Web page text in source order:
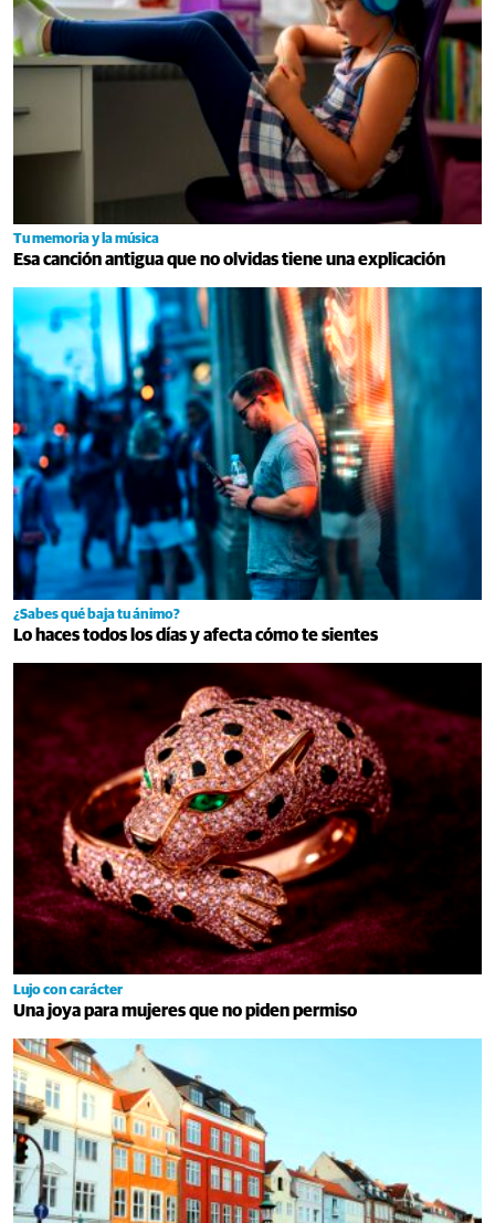
Tu memoria y la música
Esa canción antigua que no olvidas tiene una explicación
¿Sabes qué baja tu ánimo?
Lo haces todos los días y afecta cómo te sientes
Lujo con carácter
Una joya para mujeres que no piden permiso